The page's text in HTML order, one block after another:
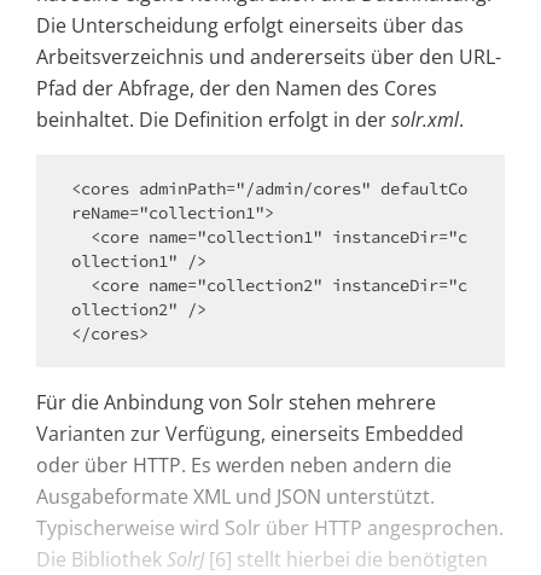
Die Unterscheidung erfolgt einerseits über das
Arbeitsverzeichnis und andererseits über den URL-
Pfad der Abfrage, der den Namen des Cores
beinhaltet. Die Definition erfolgt in dersolr.xml.
<cores adminPath="/admin/cores" defaultCo
reName="collection1">
ollection1" />
ollection2" />
</cores>
Für die Anbindung von Solr stehen mehrere
Varianten zur Verfügung, einerseits Embedded
oder über HTTP. Es werden neben andern die
Ausgabeformate XML und JSON unterstützt.
Typischerweise wird Solr über HTTP angesprochen.
Die BibliothekSolrJ [6] stellt hierbei die benötigten